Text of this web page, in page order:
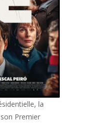
la
Premier